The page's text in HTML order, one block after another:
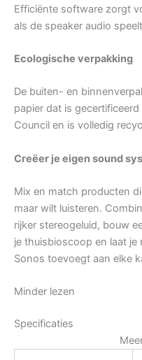
Efficiënte software zorgt
als de speaker audio
Ecologische verpakking
De buiten- en
papier dat is
Council en is volledig
Creëer je eigen sound
Mix en match producten
maar wilt luisteren.
rijker stereogeluid, bouw
je thuisbioscoop en laat je
Sonos toevoegt aan elke
Minder lezen
Specificaties